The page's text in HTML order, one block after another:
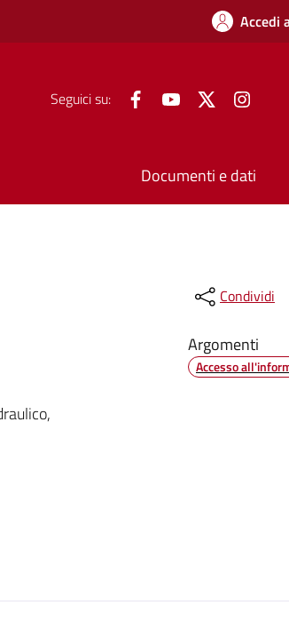
Accedi
Seguici su: FacebookYouTube Twitter
Documenti e dati
Condividi
Argomenti
Accesso